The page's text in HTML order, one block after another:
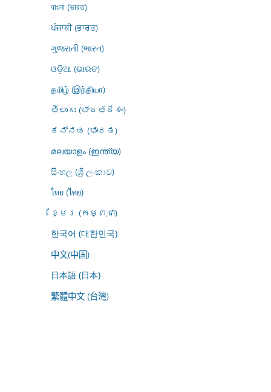
বাংলা (ভারত)
ਪੰਜਾਬੀ (ਭਾਰਤ)
ગુજરાતી (ભારત)
ଓଡ଼ିଆ (ଭାରତ)
தமிழ் (இந்தியா)
తెలుగు (భారతదేశం)
ಕನ್ನಡ (ಭಾರತ)
മലയാളം (ഇന്ത്യ)
සිංහල (ශ්‍රී ලංකාව)
ไทย (ไทย)
ខ្មែរ (កម្ពុជា)
한국어 (대한민국)
中文(中国)
日本語 (日本)
繁體中文 (台灣)